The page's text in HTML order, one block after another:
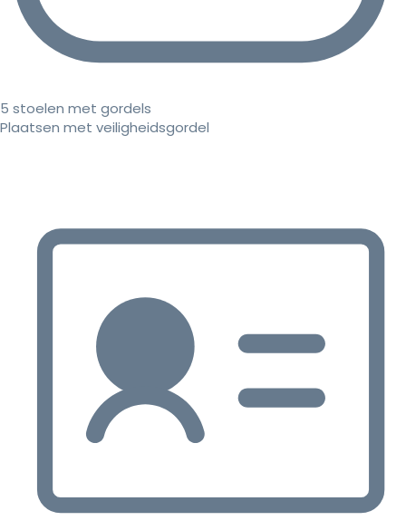
5 stoelen met gordels
Plaatsen met veiligheidsgordel